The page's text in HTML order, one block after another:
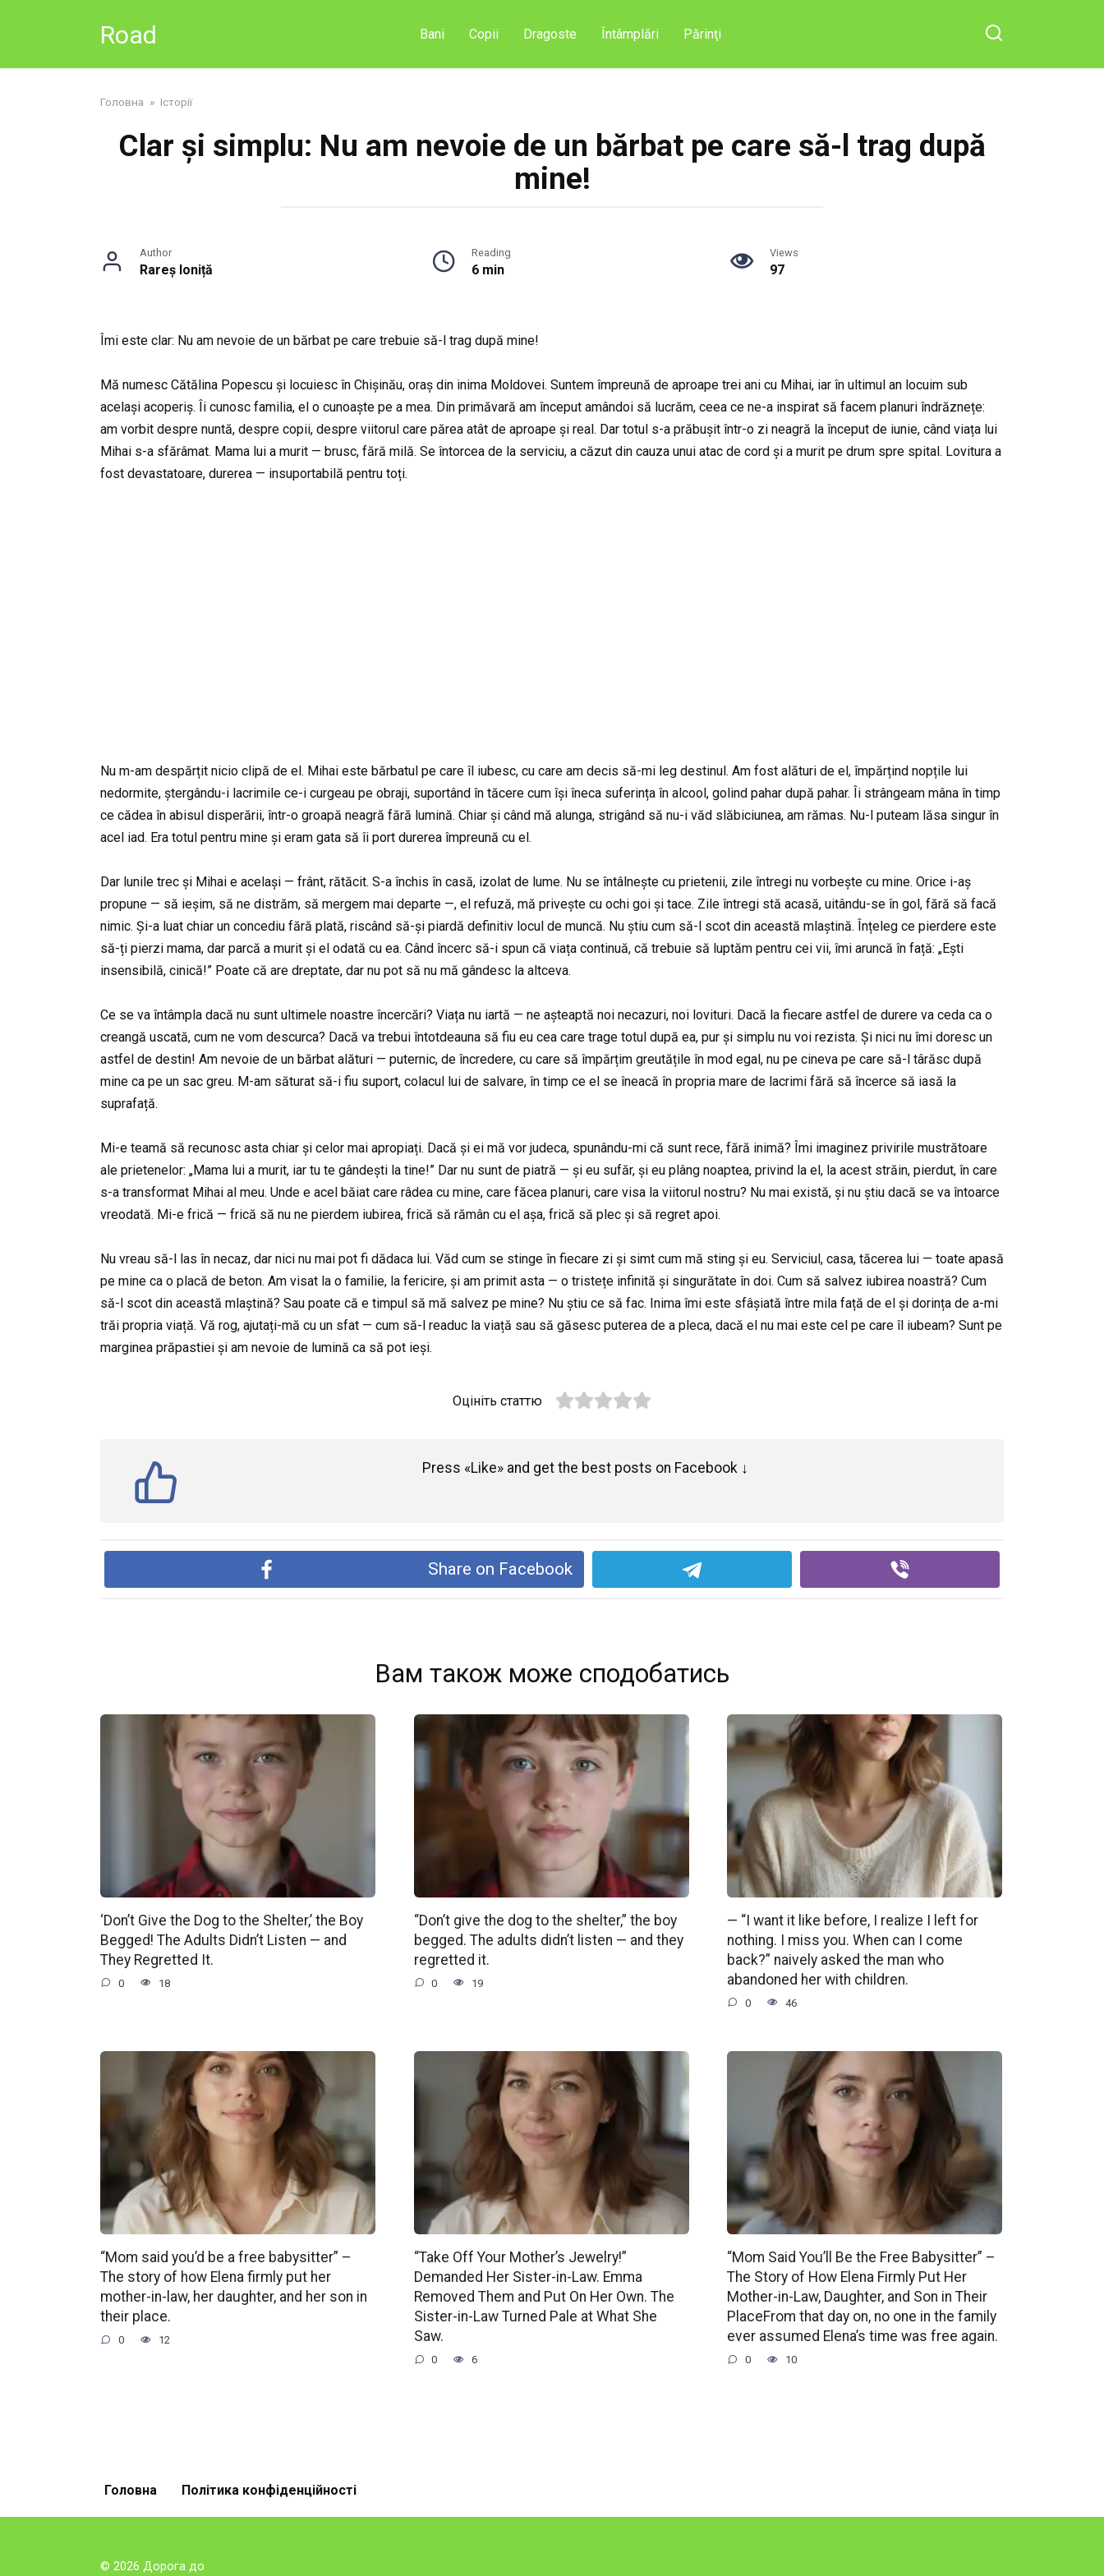
Road Bani Copii Dragoste Întâmplări Părinţi
Головна » Історії
Clar și simplu: Nu am nevoie de un bărbat pe care să-l trag după
mine!
Author
Rareș Ioniță
Reading
6 min
Views
97
Îmi este clar: Nu am nevoie de un bărbat pe care trebuie să-l trag după mine!
Mă numesc Cătălina Popescu și locuiesc în Chișinău, oraș din inima Moldovei. Suntem împreună de aproape trei ani cu Mihai, iar în ultimul an locuim sub
același acoperiș. Îi cunosc familia, el o cunoaște pe a mea. Din primăvară am început amândoi să lucrăm, ceea ce ne-a inspirat să facem planuri îndrăznețe:
am vorbit despre nuntă, despre copii, despre viitorul care părea atât de aproape și real. Dar totul s-a prăbușit într-o zi neagră la început de iunie, când viața lui
Mihai s-a sfărâmat. Mama lui a murit — brusc, fără milă. Se întorcea de la serviciu, a căzut din cauza unui atac de cord și a murit pe drum spre spital. Lovitura a
fost devastatoare, durerea — insuportabilă pentru toți.
Nu m-am despărțit nicio clipă de el. Mihai este bărbatul pe care îl iubesc, cu care am decis să-mi leg destinul. Am fost alături de el, împărțind nopțile lui
nedormite, ștergându-i lacrimile ce-i curgeau pe obraji, suportând în tăcere cum își îneca suferința în alcool, golind pahar după pahar. Îi strângeam mâna în timp
ce cădea în abisul disperării, într-o groapă neagră fără lumină. Chiar și când mă alunga, strigând să nu-i văd slăbiciunea, am rămas. Nu-l puteam lăsa singur în
acel iad. Era totul pentru mine și eram gata să îi port durerea împreună cu el.
Dar lunile trec și Mihai e același — frânt, rătăcit. S-a închis în casă, izolat de lume. Nu se întâlnește cu prietenii, zile întregi nu vorbește cu mine. Orice i-aș
propune — să ieșim, să ne distrăm, să mergem mai departe —, el refuză, mă privește cu ochi goi și tace. Zile întregi stă acasă, uitându-se în gol, fără să facă
nimic. Și-a luat chiar un concediu fără plată, riscând să-și piardă definitiv locul de muncă. Nu știu cum să-l scot din această mlaștină. Înțeleg ce pierdere este
să-ți pierzi mama, dar parcă a murit și el odată cu ea. Când încerc să-i spun că viața continuă, că trebuie să luptăm pentru cei vii, îmi aruncă în față: „Ești
insensibilă, cinică!” Poate că are dreptate, dar nu pot să nu mă gândesc la altceva.
Ce se va întâmpla dacă nu sunt ultimele noastre încercări? Viața nu iartă — ne așteaptă noi necazuri, noi lovituri. Dacă la fiecare astfel de durere va ceda ca o
creangă uscată, cum ne vom descurca? Dacă va trebui întotdeauna să fiu eu cea care trage totul după ea, pur și simplu nu voi rezista. Și nici nu îmi doresc un
astfel de destin! Am nevoie de un bărbat alături — puternic, de încredere, cu care să împărțim greutățile în mod egal, nu pe cineva pe care să-l târăsc după
mine ca pe un sac greu. M-am săturat să-i fiu suport, colacul lui de salvare, în timp ce el se îneacă în propria mare de lacrimi fără să încerce să iasă la
suprafață.
Mi-e teamă să recunosc asta chiar și celor mai apropiați. Dacă și ei mă vor judeca, spunându-mi că sunt rece, fără inimă? Îmi imaginez privirile mustrătoare
ale prietenelor: „Mama lui a murit, iar tu te gândești la tine!” Dar nu sunt de piatră — și eu sufăr, și eu plâng noaptea, privind la el, la acest străin, pierdut, în care
s-a transformat Mihai al meu. Unde e acel băiat care râdea cu mine, care făcea planuri, care visa la viitorul nostru? Nu mai există, și nu știu dacă se va întoarce
vreodată. Mi-e frică — frică să nu ne pierdem iubirea, frică să rămân cu el așa, frică să plec și să regret apoi.
Nu vreau să-l las în necaz, dar nici nu mai pot fi dădaca lui. Văd cum se stinge în fiecare zi și simt cum mă sting și eu. Serviciul, casa, tăcerea lui — toate apasă
pe mine ca o placă de beton. Am visat la o familie, la fericire, și am primit asta — o tristețe infinită și singurătate în doi. Cum să salvez iubirea noastră? Cum
să-l scot din această mlaștină? Sau poate că e timpul să mă salvez pe mine? Nu știu ce să fac. Inima îmi este sfâșiată între mila față de el și dorința de a-mi
trăi propria viață. Vă rog, ajutați-mă cu un sfat — cum să-l readuc la viață sau să găsesc puterea de a pleca, dacă el nu mai este cel pe care îl iubeam? Sunt pe
marginea prăpastiei și am nevoie de lumină ca să pot ieși.
Оцініть статтю
Press «Like» and get the best posts on Facebook ↓
Share on Facebook
Вам також може сподобатись
‘Don’t Give the Dog to the Shelter,’ the Boy
Begged! The Adults Didn’t Listen — and
They Regretted It.
0 18
“Don’t give the dog to the shelter,” the boy
begged. The adults didn’t listen — and they
regretted it.
0 19
— “I want it like before, I realize I left for
nothing. I miss you. When can I come
back?” naively asked the man who
abandoned her with children.
0 46
“Mom said you’d be a free babysitter” –
The story of how Elena firmly put her
mother-in-law, her daughter, and her son in
their place.
0 12
“Take Off Your Mother’s Jewelry!”
Demanded Her Sister-in-Law. Emma
Removed Them and Put On Her Own. The
Sister-in-Law Turned Pale at What She
Saw.
0 6
“Mom Said You’ll Be the Free Babysitter” –
The Story of How Elena Firmly Put Her
Mother-in-Law, Daughter, and Son in Their
PlaceFrom that day on, no one in the family
ever assumed Elena’s time was free again.
0 10
Головна Політика конфіденційності
© 2026 Дорога до